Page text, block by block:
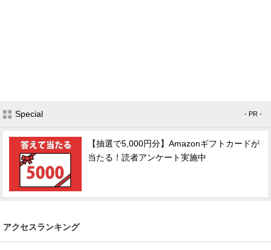
Special - PR -
【抽選で5,000円分】Amazonギフトカードが
当たる！読者アンケート実施中
アクセスランキング